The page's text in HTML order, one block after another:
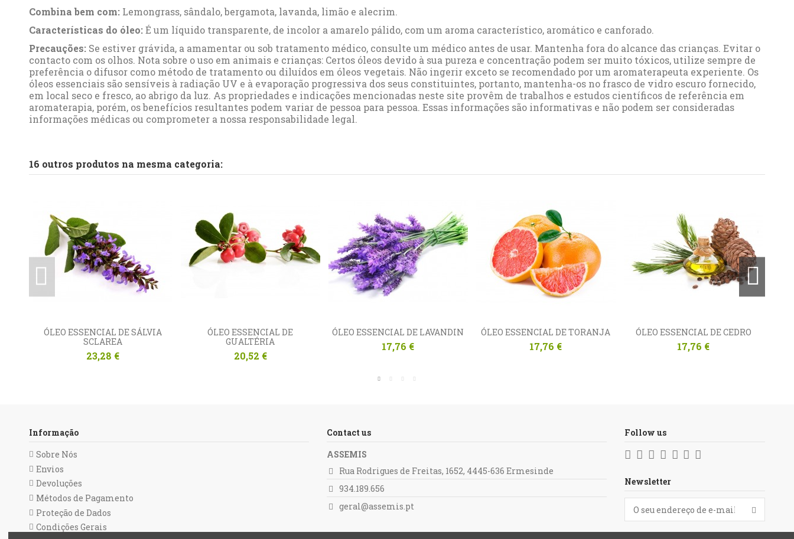
Combina bem com: Lemongrass, sândalo,bergamota, lavanda, limãoe alecrim.
Características do óleo:É um líquido transparente, de incolor a amarelo pálido, com um aroma característico, aromático e canforado.
Precauções:Se estiver grávida, a amamentar ou sob tratamento médico, consulte um médico antes de usar. Mantenha fora do alcance das crianças. Evitar o
contacto com os olhos. Nota sobre o uso em animais e crianças: Certos óleos devido à sua pureza e concentração podem ser muito tóxicos, utilize sempre de
preferência o difusor como método de tratamento ou diluídos em óleos vegetais. Não ingerir exceto se recomendado por um aromaterapeuta experiente. Os
óleos essenciais são sensíveis à radiação UV e à evaporação progressiva dos seus constituintes, portanto, mantenha-os no frasco de vidro escuro fornecido,
em local seco e fresco, ao abrigo da luz. As propriedades e indicações mencionadas neste site provêm de trabalhos e estudos científicos de referência em
aromaterapia, porém, os benefícios resultantes podem variar de pessoa para pessoa. Essas informações são informativas e não podem ser consideradas
informações médicas ou comprometer a nossa responsabilidade legal.
Downloads (254.54k)
16 outros produtos na mesma categoria:
ÓLEO ESSENCIAL DE SÁLVIA
SCLAREA
23,28 €
ÓLEO ESSENCIAL DE
GUALTÉRIA
20,52 €
ÓLEO ESSENCIAL DE LAVANDIN
17,76 €
ÓLEO ESSENCIAL DE TORANJA
17,76 €
ÓLEO ESSENCIAL DE CEDRO
17,76 €
Informação
Sobre Nós
Envios
Devoluções
Métodos de Pagamento
Proteção de Dados
Condições Gerais
Contact us
ASSEMIS
Rua Rodrigues de Freitas, 1652, 4445-636 Ermesinde
934.189.656
geral@assemis.pt
Follow us
Newsletter